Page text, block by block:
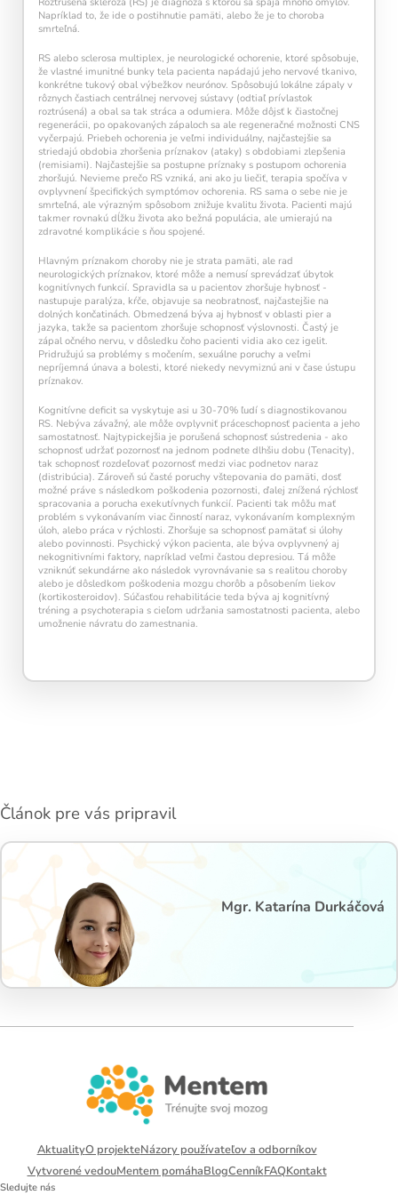
každý deň navyše pomáha vašej mysli zostať
aktívnou a v kondícii.
Kalendár sleduje vašu dennú tréningovú
aktivitu:
Oranžové políčko:Farba ukazuje intenzitu
tréningu, ako svietivosť žiarovky.
1 cvičenie = 20 % intenzity
5 cvičení = 100 % intenzity
1 2 3 4 5
Napríklad to, že ide o postihnutie pamäti, alebo že je to choroba
smrteľná.
RS alebo sclerosa multiplex, je neurologické ochorenie, ktoré spôsobuje,
že vlastné imunitné bunky tela pacienta napádajú jeho nervové tkanivo,
konkrétne tukový obal výbežkov neurónov. Spôsobujú lokálne zápaly v
rôznych častiach centrálnej nervovej sústavy (odtiaľ prívlastok
roztrúsená) a obal sa tak stráca a odumiera. Môže dôjsť k čiastočnej
regenerácii, po opakovaných zápaloch sa ale regeneračné možnosti CNS
vyčerpajú. Priebeh ochorenia je veľmi individuálny, najčastejšie sa
striedajú obdobia zhoršenia príznakov (ataky) s obdobiami zlepšenia
(remisiami). Najčastejšie sa postupne príznaky s postupom ochorenia
zhoršujú. Nevieme prečo RS vzniká, ani ako ju liečiť, terapia spočíva v
ovplyvnení špecifických symptómov ochorenia. RS sama o sebe nie je
smrteľná, ale výrazným spôsobom znižuje kvalitu života. Pacienti majú
takmer rovnakú dĺžku života ako bežná populácia, ale umierajú na
zdravotné komplikácie s ňou spojené.
Hlavným príznakom choroby nie je strata pamäti, ale rad
neurologických príznakov, ktoré môže a nemusí sprevádzať úbytok
kognitívnych funkcií. Spravidla sa u pacientov zhoršuje hybnosť -
nastupuje paralýza, kŕče, objavuje sa neobratnosť, najčastejšie na
dolných končatinách. Obmedzená býva aj hybnosť v oblasti pier a
jazyka, takže sa pacientom zhoršuje schopnosť výslovnosti. Častý je
zápal očného nervu, v dôsledku čoho pacienti vidia ako cez igelit.
Pridružujú sa problémy s močením, sexuálne poruchy a veľmi
nepríjemná únava a bolesti, ktoré niekedy nevymiznú ani v čase ústupu
príznakov.
Kognitívne deficit sa vyskytuje asi u 30-70% ľudí s diagnostikovanou
RS. Nebýva závažný, ale môže ovplyvniť práceschopnosť pacienta a jeho
samostatnosť. Najtypickejšia je porušená schopnosť sústredenia - ako
schopnosť udržať pozornosť na jednom podnete dlhšiu dobu (Tenacity),
tak schopnosť rozdeľovať pozornosť medzi viac podnetov naraz
(distribúcia). Zároveň sú časté poruchy vštepovania do pamäti, dosť
možné práve s následkom poškodenia pozornosti, ďalej znížená rýchlosť
spracovania a porucha exekutívnych funkcií. Pacienti tak môžu mať
problém s vykonávaním viac činností naraz, vykonávaním komplexným
úloh, alebo práca v rýchlosti. Zhoršuje sa schopnosť pamätať si úlohy
alebo povinnosti. Psychický výkon pacienta, ale býva ovplyvnený aj
nekognitivními faktory, napríklad veľmi častou depresiou. Tá môže
vzniknúť sekundárne ako následok vyrovnávanie sa s realitou choroby
alebo je dôsledkom poškodenia mozgu chorôb a pôsobením liekov
(kortikosteroidov). Súčasťou rehabilitácie teda býva aj kognitívný
tréning a psychoterapia s cieľom udržania samostatnosti pacienta, alebo
umožnenie návratu do zamestnania.
Článok pre vás pripravil
Mgr. Katarína Durkáčová
AktualityO projekteNázory používateľov a odborníkov
Vytvorené vedouMentem pomáhaBlogCenníkFAQKontakt
Sledujte nás